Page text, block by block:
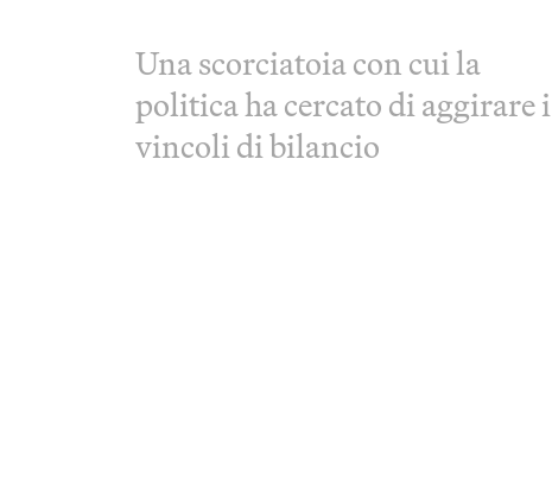
Una scorciatoia con cui la
politica ha cercato di aggirare i
vincoli di bilancio